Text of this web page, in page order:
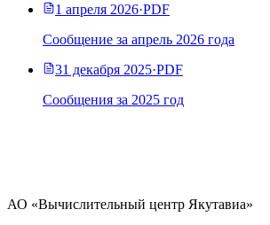
1 апреля 2026·PDF
Сообщение за апрель 2026 года
31 декабря 2025·PDF
Сообщения за 2025 год
АО «Вычислительный центр Якутавиа»